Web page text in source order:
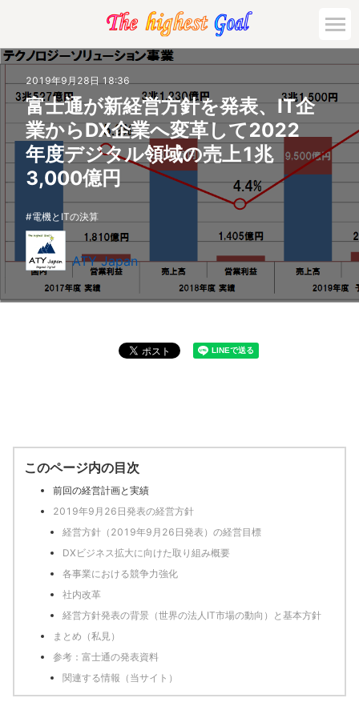
2019年9月28日 18:36
富士通が新経営方針を発表、IT企
業からDX企業へ変革して2022
年度デジタル領域の売上1兆
3,000億円
電機とITの決算
ATY Japan
このページ内の目次
前回の経営計画と実績
2019年9月26日発表の経営方針
経営方針（2019年9月26日発表）の経営目標
DXビジネス拡大に向けた取り組み概要
各事業における競争力強化
社内改革
経営方針発表の背景（世界の法人IT市場の動向）と基本方針
まとめ（私見）
参考：富士通の発表資料
関連する情報（当サイト）